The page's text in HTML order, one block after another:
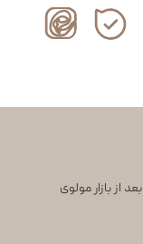
آدرس : شعبه مرکزی :مشهد، مصلی 7/1 بعد از بازار مولوی